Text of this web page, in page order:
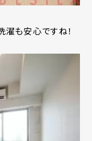
も安心ですね！